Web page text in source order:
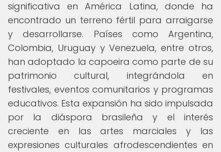
significativa en América Latina, donde ha
encontrado un terreno fértil para arraigarse
y desarrollarse. Países como Argentina,
Colombia, Uruguay y Venezuela, entre otros,
han adoptado la capoeira como parte de su
patrimonio cultural, integrándola en
festivales, eventos comunitarios y programas
educativos. Esta expansión ha sido impulsada
por la diáspora brasileña y el interés
creciente en las artes marciales y las
expresiones culturales afrodescendientes en